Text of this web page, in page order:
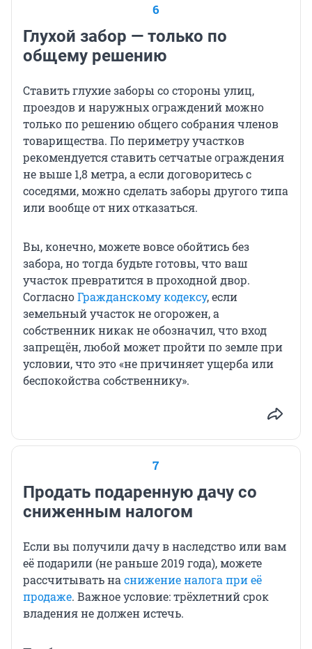
6
Глухой забор — только по
общему решению
Ставить глухие заборы со стороны улиц,
проездов и наружных ограждений можно
только по решению общего собрания членов
товарищества. По периметру участков
рекомендуется ставить сетчатые ограждения
не выше 1,8 метра, а если договоритесь с
соседями, можно сделать заборы другого типа
или вообще от них отказаться.
Вы, конечно, можете вовсе обойтись без
забора, но тогда будьте готовы, что ваш
участок превратится в проходной двор.
СогласноГражданскому кодексу, если
земельный участок не огорожен, а
собственник никак не обозначил, что вход
запрещён, любой может пройти по земле при
условии, что это «не причиняет ущерба или
беспокойства собственнику».
7
Продать подаренную дачу со
сниженным налогом
Если вы получили дачу в наследство или вам
её подарили (не раньше 2019 года), можете
рассчитывать на снижение налога при её
продаже. Важное условие: трёхлетний срок
владения не должен истечь.